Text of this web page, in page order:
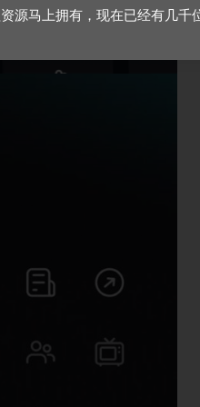
源马上拥有，现在已经有几千